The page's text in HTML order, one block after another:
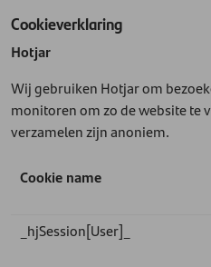
Cookieverklaring
Hotjar
Wij gebruiken Hotjar om
monitoren om zo de website te
verzamelen zijn anoniem.
Cookie name
_hjSession[User]_